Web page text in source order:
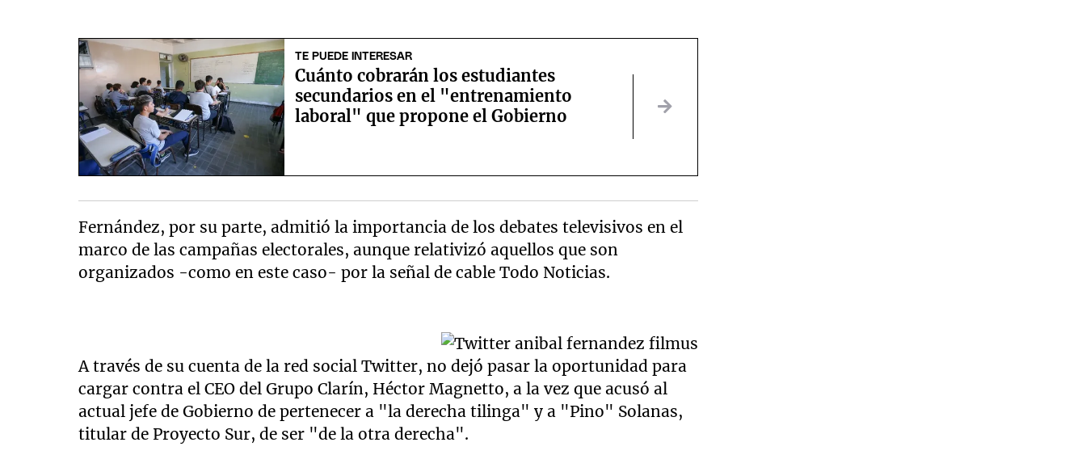
TE PUEDE INTERESAR
Cuánto cobrarán los estudiantes
secundarios en el "entrenamiento
laboral" que propone el Gobierno
Fernández, por su parte, admitió la importancia de los debates televisivos en el
marco de las campañas electorales, aunque relativizó aquellos que son
organizados -como en este caso- por la señal de cable Todo Noticias.
A través de su cuenta de la red social Twitter, no dejó pasar la oportunidad para
cargar contra el CEO del Grupo Clarín, Héctor Magnetto, a la vez que acusó al
actual jefe de Gobierno de pertenecer a "la derecha tilinga" y a "Pino" Solanas,
titular de Proyecto Sur, de ser "de la otra derecha".